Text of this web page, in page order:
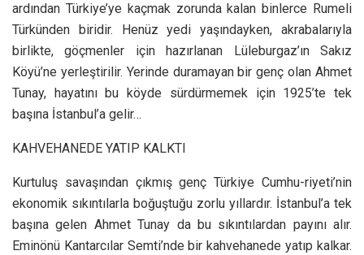
ardından Türkiye’ye kaçmak zorunda kalan binlerce Rumeli
Türkünden biridir. Henüz yedi yaşındayken, akrabalarıyla
birlikte, göçmenler için hazırlanan Lüleburgaz’ın Sakız
Köyü’ne yerleştirilir. Yerinde duramayan bir genç olan Ahmet
Tunay, hayatını bu köyde sürdürmemek için 1925’te tek
başına İstanbul’a gelir…
KAHVEHANEDE YATIP KALKTI
Kurtuluş savaşından çıkmış genç Türkiye Cumhu-riyeti’nin
ekonomik sıkıntılarla boğuştuğu zorlu yıllardır. İstanbul’a tek
başına gelen Ahmet Tunay da bu sıkıntılardan payını alır.
Eminönü Kantarcılar Semti’nde bir kahvehanede yatıp kalkar.